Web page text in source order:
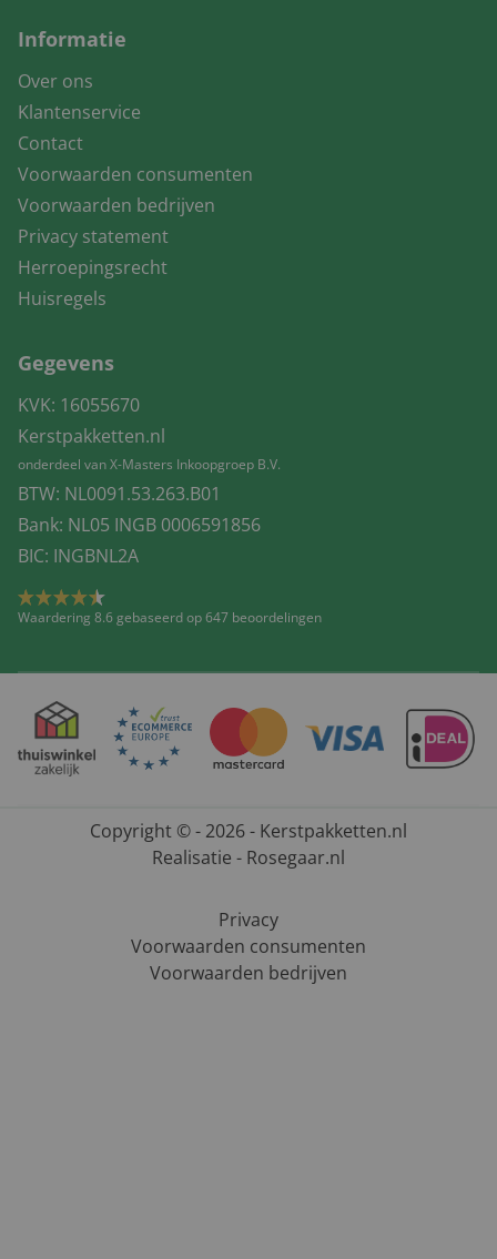
Informatie
Over ons
Klantenservice
Contact
Voorwaarden consumenten
Voorwaarden bedrijven
Privacy statement
Herroepingsrecht
Huisregels
Gegevens
KVK: 16055670
Kerstpakketten.nl
onderdeel van X-Masters Inkoopgroep B.V.
BTW: NL0091.53.263.B01
Bank: NL05 INGB 0006591856
BIC: INGBNL2A
Waardering 8.6 gebaseerd op 647 beoordelingen
Copyright © - 2026 - Kerstpakketten.nl
Realisatie - Rosegaar.nl
Privacy
Voorwaarden consumenten
Voorwaarden bedrijven